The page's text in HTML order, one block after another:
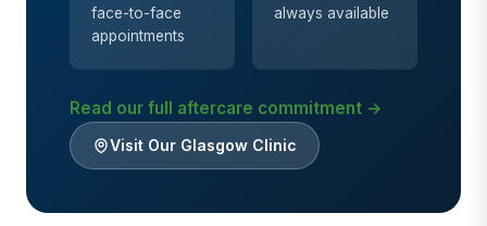
face-to-face
appointments
always available
Read our full aftercare commitment →
Visit Our Glasgow Clinic